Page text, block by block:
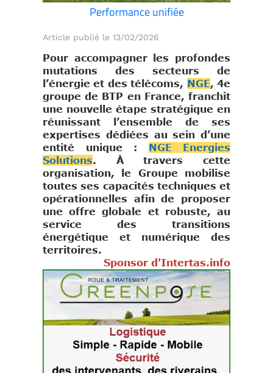
Performance unifiée
Article publié le 13/02/2026
Pour accompagner les profondes
mutations des secteurs de
l’énergie et des télécoms,
NGE, 4e
groupe de BTP en France, franchit
une nouvelle étape stratégique en
réunissant l’ensemble de ses
expertises dédiées au sein d’une
entité unique :
NGE Energies
Solutions. À travers cette
organisation, le Groupe mobilise
toutes ses capacités techniques et
opérationnelles afin de proposer
une offre globale et robuste, au
service des transitions
énergétique et numérique des
territoires.
Sponsor d'Intertas.info